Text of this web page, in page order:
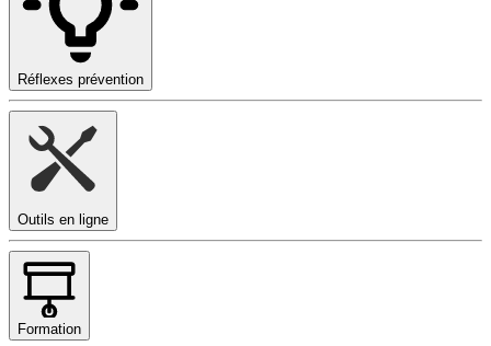
Réflexes prévention
Outils en ligne
Formation